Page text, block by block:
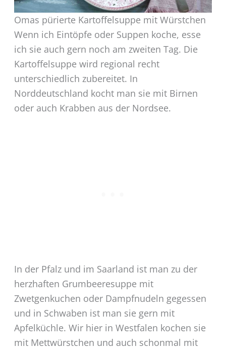
Omas pürierte Kartoffelsuppe mit Würstchen
Wenn ich Eintöpfe oder Suppen koche, esse
ich sie auch gern noch am zweiten Tag. Die
Kartoffelsuppe wird regional recht
unterschiedlich zubereitet. In
Norddeutschland kocht man sie mit Birnen
oder auch Krabben aus der Nordsee.
In der Pfalz und im Saarland ist man zu der
herzhaften Grumbeeresuppe mit
Zwetgenkuchen oder Dampfnudeln gegessen
und in Schwaben ist man sie gern mit
Apfelküchle. Wir hier in Westfalen kochen sie
mit Mettwürstchen und auch schonmal mit